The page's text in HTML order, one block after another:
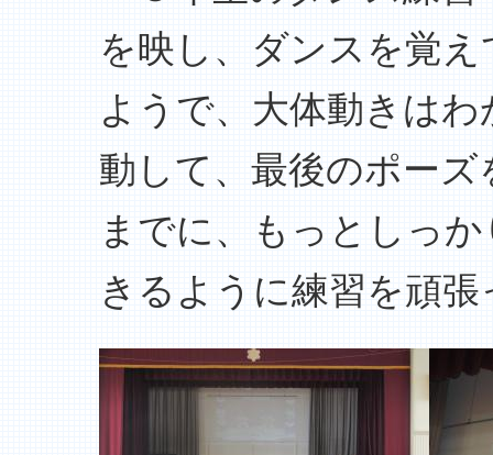
を映し、ダンスを覚
ようで、大体動きは
動して、最後のポー
までに、もっとしっ
きるように練習を頑